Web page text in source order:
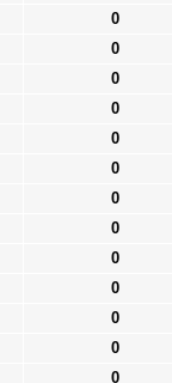
0
0
0
0
0
0
0
0
0
0
0
0
0